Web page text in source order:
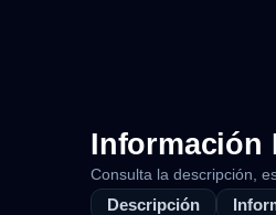
Información
Consulta la descripción,
Descripción